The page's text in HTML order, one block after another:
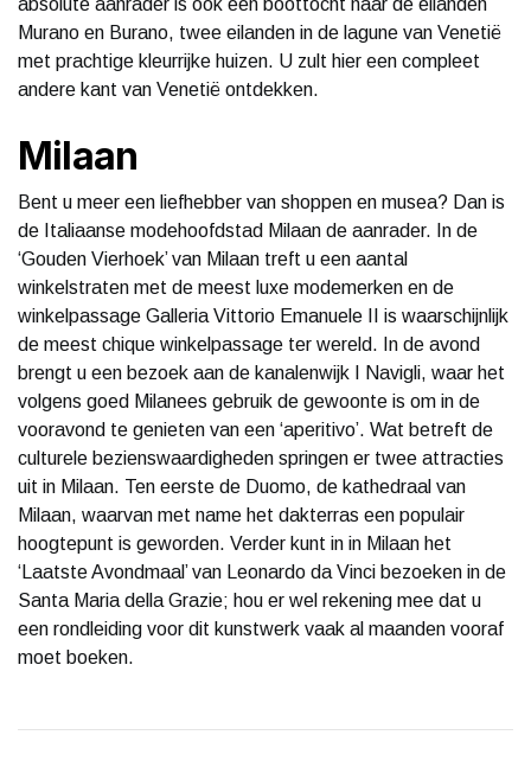
Murano en Burano, twee eilanden in de lagune van Venetië
met prachtige kleurrijke huizen. U zult hier een compleet
andere kant van Venetië ontdekken.
Milaan
Bent u meer een liefhebber van shoppen en musea? Dan is
de Italiaanse modehoofdstad Milaan de aanrader. In de
‘Gouden Vierhoek’ van Milaan treft u een aantal
winkelstraten met de meest luxe modemerken en de
winkelpassage Galleria Vittorio Emanuele II is waarschijnlijk
de meest chique winkelpassage ter wereld. In de avond
brengt u een bezoek aan de kanalenwijk I Navigli, waar het
volgens goed Milanees gebruik de gewoonte is om in de
vooravond te genieten van een ‘aperitivo’. Wat betreft de
culturele bezienswaardigheden springen er twee attracties
uit in Milaan. Ten eerste de Duomo, de kathedraal van
Milaan, waarvan met name het dakterras een populair
hoogtepunt is geworden. Verder kunt in in Milaan het
‘Laatste Avondmaal’ van Leonardo da Vinci bezoeken in de
Santa Maria della Grazie; hou er wel rekening mee dat u
een rondleiding voor dit kunstwerk vaak al maanden vooraf
moet boeken.